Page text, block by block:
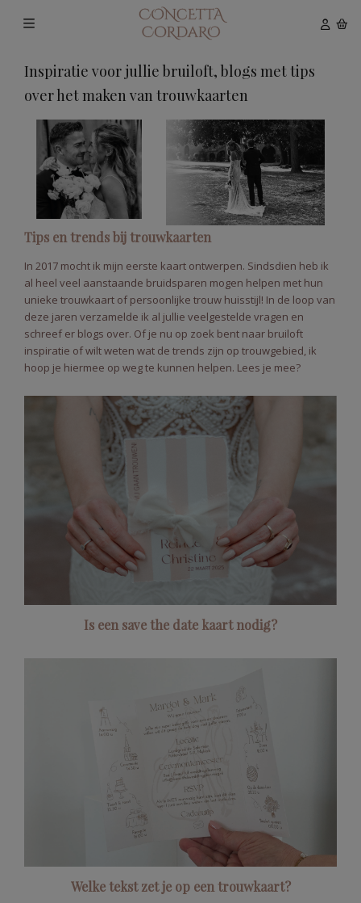
Inspiratie voor jullie bruiloft, blogs met tips
over het maken van trouwkaarten
Tips en trends bij trouwkaarten
In 2017 mocht ik mijn eerste kaart ontwerpen. Sindsdien heb ik
al heel veel aanstaande bruidsparen mogen helpen met hun
unieke trouwkaart of persoonlijke trouw huisstijl! In de loop van
deze jaren verzamelde ik al jullie veelgestelde vragen en
schreef er blogs over. Of je nu op zoek bent naar bruiloft
inspiratie of wilt weten wat de trends zijn op trouwgebied, ik
hoop je hiermee op weg te kunnen helpen. Lees je mee?
Is een save the date kaart nodig?
Welke tekst zet je op een trouwkaart?